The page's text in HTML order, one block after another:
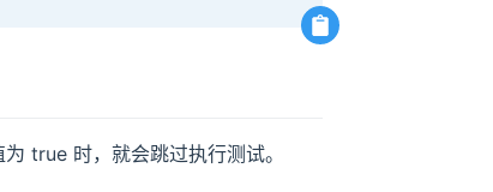
true 时，就会跳过执行测试。